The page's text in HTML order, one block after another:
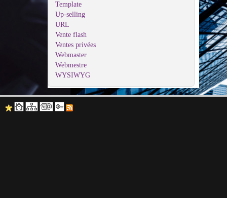
Template
Up-selling
URL
Vente flash
Ventes privées
Webmaster
Webmestre
WYSIWYG